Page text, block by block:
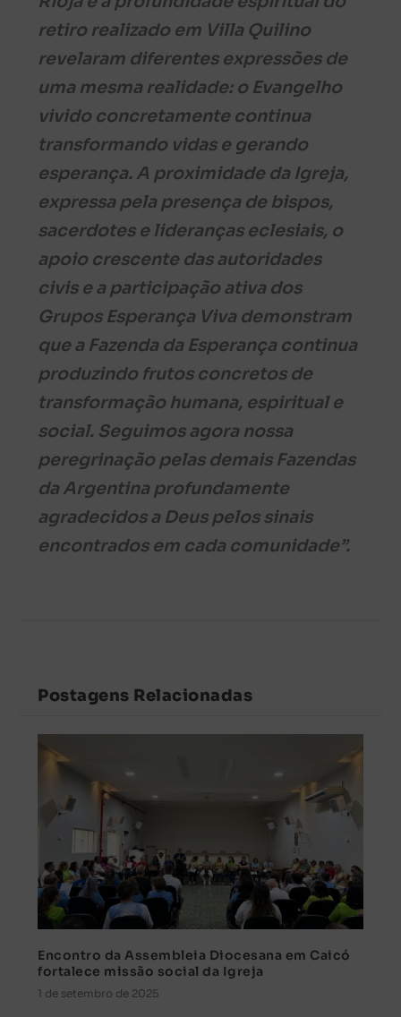
retiro realizado em Villa Quilino
revelaram diferentes expressões de
uma mesma realidade: o Evangelho
vivido concretamente continua
transformando vidas e gerando
esperança. A proximidade da Igreja,
expressa pela presença de bispos,
sacerdotes e lideranças eclesiais, o
apoio crescente das autoridades
civis e a participação ativa dos
Grupos Esperança Viva demonstram
que a Fazenda da Esperança continua
produzindo frutos concretos de
transformação humana, espiritual e
social. Seguimos agora nossa
peregrinação pelas demais Fazendas
da Argentina profundamente
agradecidos a Deus pelos sinais
encontrados em cada comunidade”.
Postagens Relacionadas
Encontro da Assembleia Diocesana em Caicó
fortalece missão social da Igreja
1 de setembro de 2025